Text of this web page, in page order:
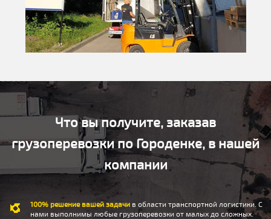
Что вы получите, заказав
грузоперевозки по Городенке, в нашей
компании
100% решение вашей задачи в области транспортной логистики. С
нами выполнимы любые грузоперевозки от малых до сложных.